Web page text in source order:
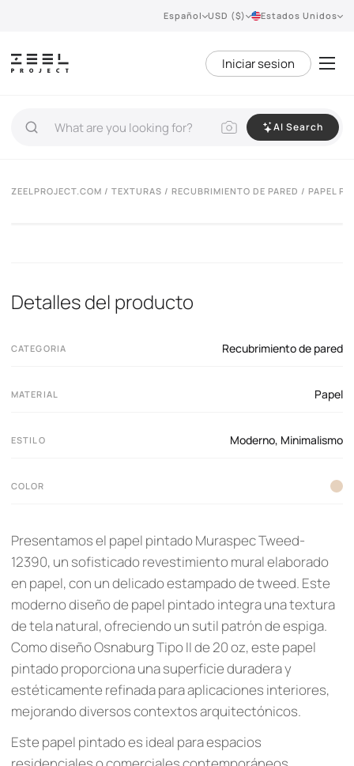
Español USD ($) Estados Unidos
Iniciar sesion
AI Search
ZEELPROJECT.COM / TEXTURAS / RECUBRIMIENTO DE PARED / PAPEL
Detalles del producto
CATEGORIA Recubrimiento de pared
MATERIAL Papel
ESTILO Moderno, Minimalismo
COLOR
Presentamos el papel pintado Muraspec Tweed-
12390, un sofisticado revestimiento mural elaborado
en papel, con un delicado estampado de tweed. Este
moderno diseño de papel pintado integra una textura
de tela natural, ofreciendo un sutil patrón de espiga.
Como diseño Osnaburg Tipo II de 20 oz, este papel
pintado proporciona una superficie duradera y
estéticamente refinada para aplicaciones interiores,
mejorando diversos contextos arquitectónicos.
Este papel pintado es ideal para espacios